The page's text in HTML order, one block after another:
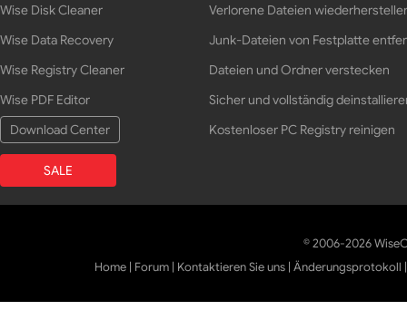
Wise Disk Cleaner
Wise Data Recovery
Wise Registry Cleaner
Wise PDF Editor
Download Center
SALE
Verlorene Dateien
Junk-Dateien von Festplatte
Dateien und Ordner verstecken
Sicher und vollständig
Kostenloser PC Registry reinigen
© 2006-2026
Home | Forum | Kontaktieren Sie uns |Änderungsprotokoll